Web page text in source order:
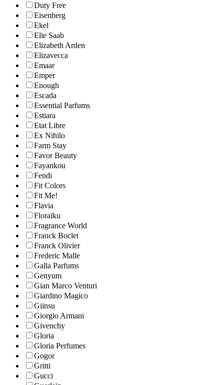
Duty Free
Eisenberg
Ekel
Elie Saab
Elizabeth Arden
Elizavecca
Emaar
Emper
Enough
Escada
Essential Parfums
Estiara
Etat Libre
Ex Nihilo
Farm Stay
Favor Beauty
Fayankou
Fendi
Fit Colors
Fit Me!
Flavia
Floraïku
Fragrance World
Franck Boclet
Franck Olivier
Frederic Malle
Galla Parfums
Genyum
Gian Marco Venturi
Giardino Magico
Giinsu
Giorgio Armani
Givenchy
Gloria
Gloria Perfumes
Gogor
Gritti
Gucci